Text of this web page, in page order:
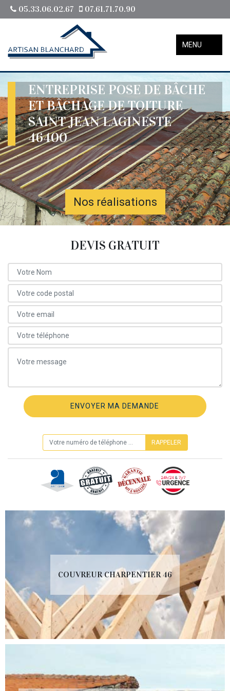
05.33.06.02.67 07.61.71.70.90
MENU
ENTREPRISE POSE DE BÂCHE
ET BÂCHAGE DE TOITURE
SAINT JEAN LAGINESTE
46400
Nos réalisations
DEVIS GRATUIT
COUVREUR CHARPENTIER 46